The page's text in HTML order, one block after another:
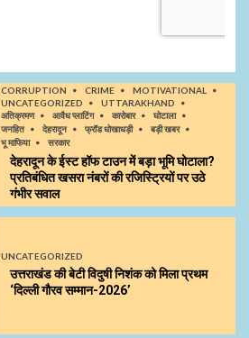
CORRUPTION CRIME
MOTIVATIONAL
UNCATEGORIZED
UTTARAKHAND
अतिक्रमण
आवैध प्लाटिंग कारोबार
घोटाला
जनहित
देहरादून फ्रॉड धोखाधड़ी
बड़ी खबर
भू माफिया
सरकार
देहरादून के ईस्ट हॉफ टाउन में बड़ा भूमि घोटाला?
प्रतिबंधित खसरा नंबरों की रजिस्ट्रियों पर उठे
गंभीर सवाल
UNCATEGORIZED
उत्तराखंड की बेटी विदुषी निशंक को मिला प्रथम
‘दिल्ली गौरव सम्मान-2026’